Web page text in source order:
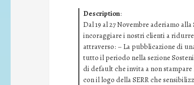
Description:
Dal 19 al 27 Novembre aderiamo
incoraggiare i nostri clienti a
attraverso: – La pubblicazione di
tutto il periodo nella sezione
di default che invita a non
con il logo della SERR che